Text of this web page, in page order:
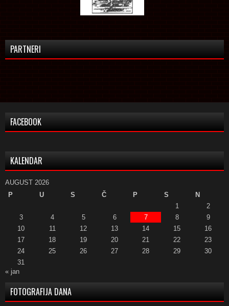
PARTNERI
FACEBOOK
KALENDAR
AUGUST 2026
P
U S Č P S
N
1
2
3
4 5 6 7 8
9
10
11 12 13 14 15
16
17
18 19 20 21 22
23
24
25 26 27 28 29
30
31
« jan
FOTOGRAFIJA DANA